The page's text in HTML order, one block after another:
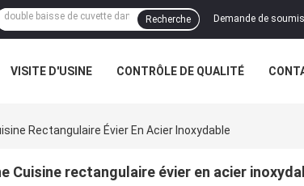
Demande de
Recherche
VISITE D'USINE CONTRÔLE DE QUALITÉ
Rectangulaire Évier En Acier Inoxydable
Cuisine rectangulaire évier en acier